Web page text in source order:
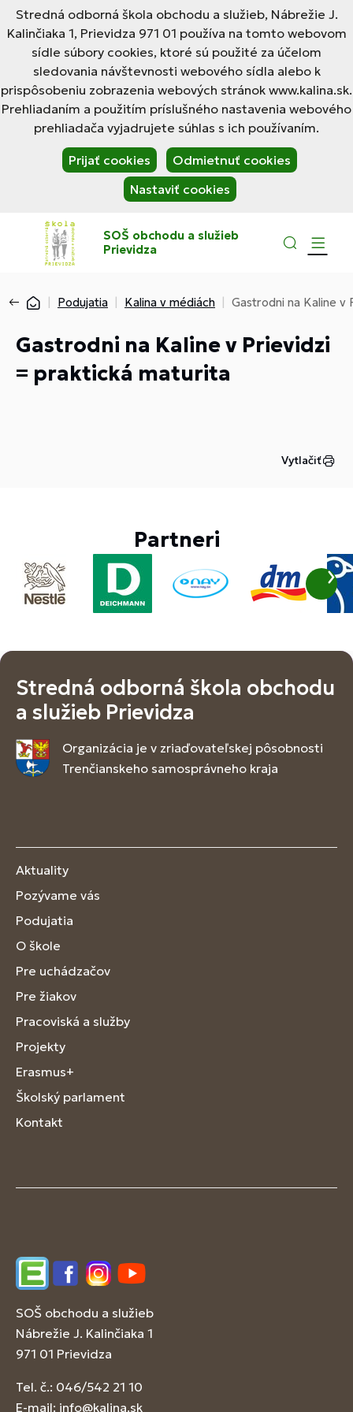
Stredná odborná škola obchodu a služieb, Nábrežie J.
Kalinčiaka 1, Prievidza 971 01 používa na tomto webovom
sídle súbory cookies, ktoré sú použité za účelom
sledovania návštevnosti webového sídla alebo k
prispôsobeniu zobrazenia webových stránok www.kalina.sk.
Prehliadaním a použitím príslušného nastavenia webového
prehliadača vyjadrujete súhlas s ich používaním.
Prijať cookies
Odmietnuť cookies
Nastaviť cookies
SOŠ obchodu a služieb
Prievidza
Podujatia Kalina v médiách Gastrodni na Kaline
Gastrodni na Kaline v Prievidzi
= praktická maturita
Vytlačiť
Partneri
Stredná odborná škola obchodu
a služieb Prievidza
Organizácia je v zriaďovateľskej pôsobnosti
Trenčianskeho samosprávneho kraja
Aktuality
Pozývame vás
Podujatia
O škole
Pre uchádzačov
Pre žiakov
Pracoviská a služby
Projekty
Erasmus+
Školský parlament
Kontakt
EdupageFacebookInstagram
YouTube
SOŠ obchodu a služieb
Nábrežie J. Kalinčiaka 1
971 01 Prievidza
Tel. č.: 046/542 21 10
E-mail: info@kalina.sk